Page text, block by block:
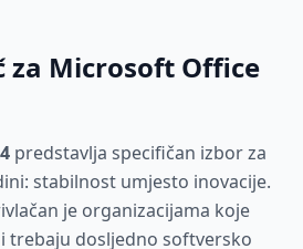
za Microsoft Office
predstavlja specifičan izbor za
stabilnost umjesto inovacije.
je organizacijama koje
trebaju dosljedno softversko